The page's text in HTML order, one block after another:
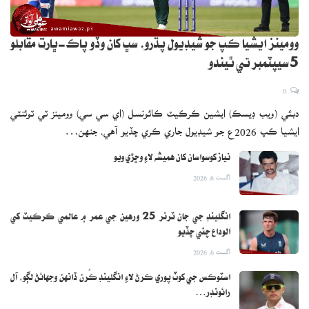
۾ ڪيترن ئي مشهور ڀارتي شخصيتن شرڪت ڪئي هئي.
وومينز ايشيا ڪپ جو شيڊيول پڌرو، سڀ کان وڏو پاڪ-ڀارت مقابلو
5 سيپٽمبر تي ٿيندو
دبئي (ويب ڊيسڪ) ايشين ڪرڪيٽ ڪائونسل (اي سي سي) وومينز ٽي ٽوئنٽي
ايشيا ڪپ 2026ع جو شيڊيول جاري ڪري ڇڏيو آهي، جنهن…
نياز کوسواسان کان هميشه لاءِ وڇڙي ويو
اگست 6, 2026
انگلينڊ جي جان ٽرنر 25 ورهين جي عمر ۾ عالمي ڪرڪيٽ کي
الوداع چئي ڇڏيو
اگست 6, 2026
اسٽوڪس جي کوٽ پوري ڪرڻ لاءِ انگلينڊ ڪُرن ڏانهن وجهائڻ لڳو، آل
رائونڊر…